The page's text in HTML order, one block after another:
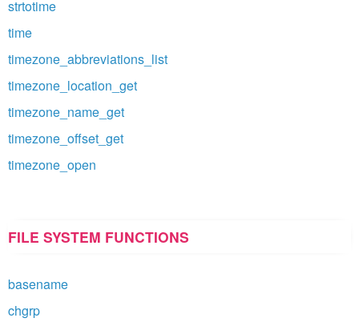
strtotime
time
timezone_abbreviations_list
timezone_location_get
timezone_name_get
timezone_offset_get
timezone_open
FILE SYSTEM FUNCTIONS
basename
chgrp